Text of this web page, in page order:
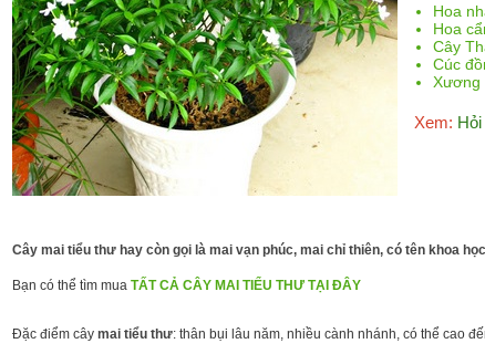
Hoa
Hoa
Cây
Cúc
Xương
Xem:
Cây mai tiểu thư hay còn gọi là mai vạn phúc, mai chỉ thiên, có tên khoa
Bạn có thể tìm mua TẤT CẢ CÂY MAI TIỂU THƯ TẠI ĐÂY
Đặc điểm cây mai tiểu thư: thân bụi lâu năm, nhiều cành nhánh, có thể cao